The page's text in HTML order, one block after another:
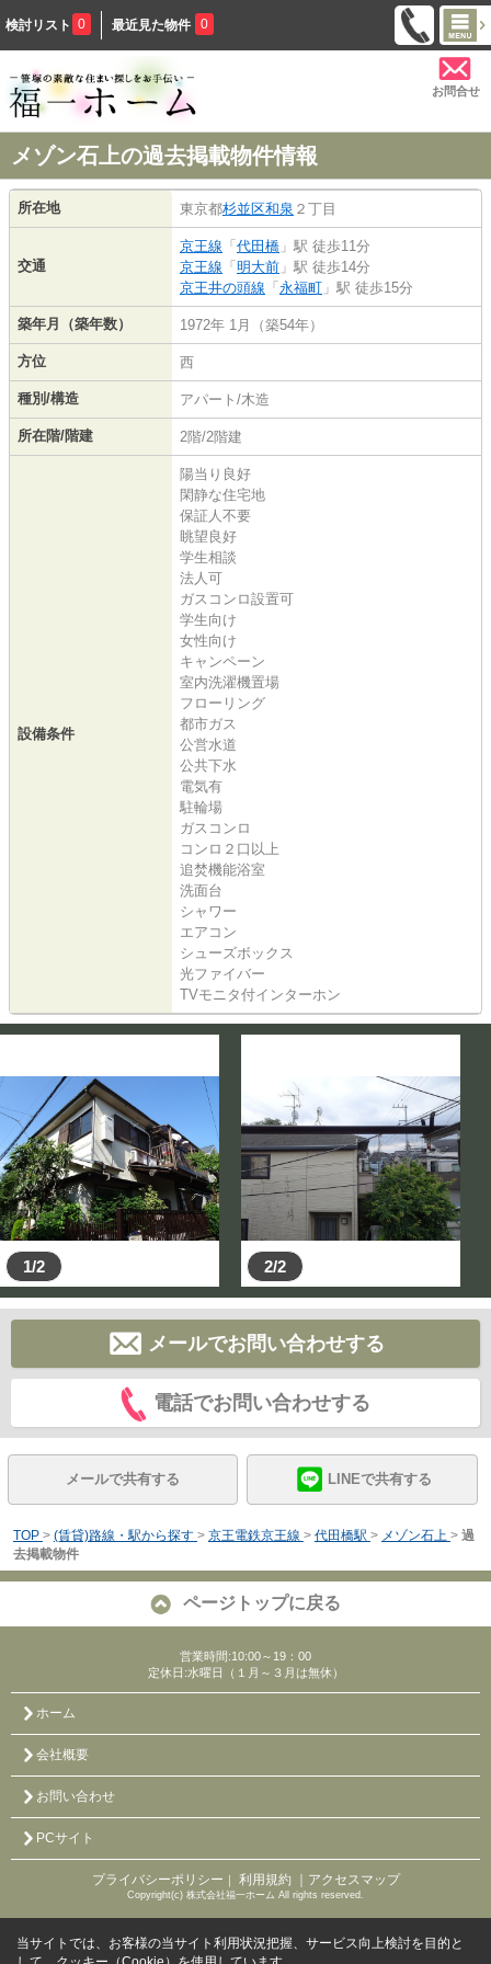
検討リスト 0 最近見た物件 0
お問合せ
メゾン石上の過去掲載物件情報
所在地 東京都杉並区和泉 ２丁目
交通
京王線 「代田橋 」駅 徒歩11分
京王線 「明大前 」駅 徒歩14分
京王井の頭線 「永福町 」駅 徒歩15分
築年月（築年数） 1972年 1月（築54年）
方位 西
種別/構造 アパート/木造
所在階/階建 2階/2階建
設備条件
陽当り良好
閑静な住宅地
保証人不要
眺望良好
学生相談
法人可
ガスコンロ設置可
学生向け
女性向け
キャンペーン
室内洗濯機置場
フローリング
都市ガス
公営水道
公共下水
電気有
駐輪場
ガスコンロ
コンロ２口以上
追焚機能浴室
洗面台
シャワー
エアコン
シューズボックス
光ファイバー
TVモニタ付インターホン
1/2 2/2
メールでお問い合わせする
電話でお問い合わせする
メールで共有する LINEで共有する
TOP > (賃貸)路線・駅から探す > 京王電鉄京王線 > 代田橋駅 > メゾン石上 > 過
去掲載物件
ページトップに戻る
営業時間:10:00～19：00
定休日:水曜日（１月～３月は無休）
ホーム
会社概要
お問い合わせ
PCサイト
プライバシーポリシー ｜ 利用規約 ｜アクセスマップ
Copyright(c) 株式会社福一ホーム All rights reserved.
当サイトでは、お客様の当サイト利用状況把握、サービス向上検討を目的と